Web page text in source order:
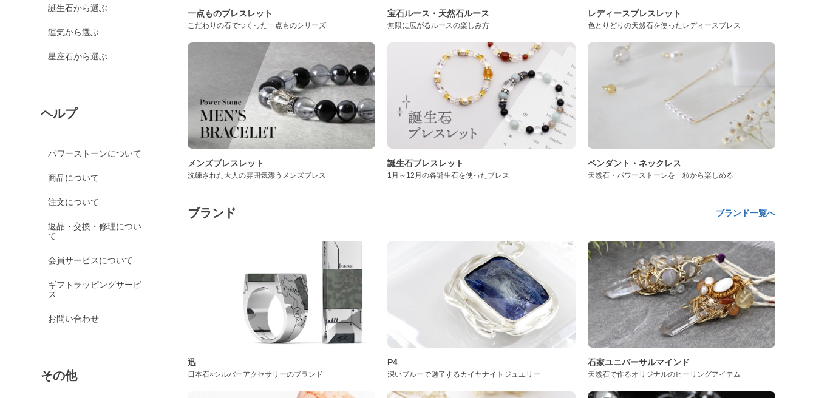
誕生石から選ぶ
運気から選ぶ
星座石から選ぶ
ヘルプ
パワーストーンについて
商品について
注文について
返品・交換・修理につい
て
会員サービスについて
ギフトラッピングサービ
ス
お問い合わせ
その他
一点ものブレスレット
こだわりの石でつくった一点ものシリーズ
宝石ルース・天然石ルース
無限に広がるルースの楽しみ方
レディースブレスレット
色とりどりの天然石を使ったレディースブレス
メンズブレスレット
洗練された大人の雰囲気漂うメンズブレス
誕生石ブレスレット
1月～12月の各誕生石を使ったブレス
ペンダント・ネックレス
天然石・パワーストーンを一粒から楽しめる
ブランド ブランド一覧へ
迅
日本石×シルバーアクセサリーのブランド
P4
深いブルーで魅了するカイヤナイトジュエリー
石家ユニバーサルマインド
天然石で作るオリジナルのヒーリングアイテム